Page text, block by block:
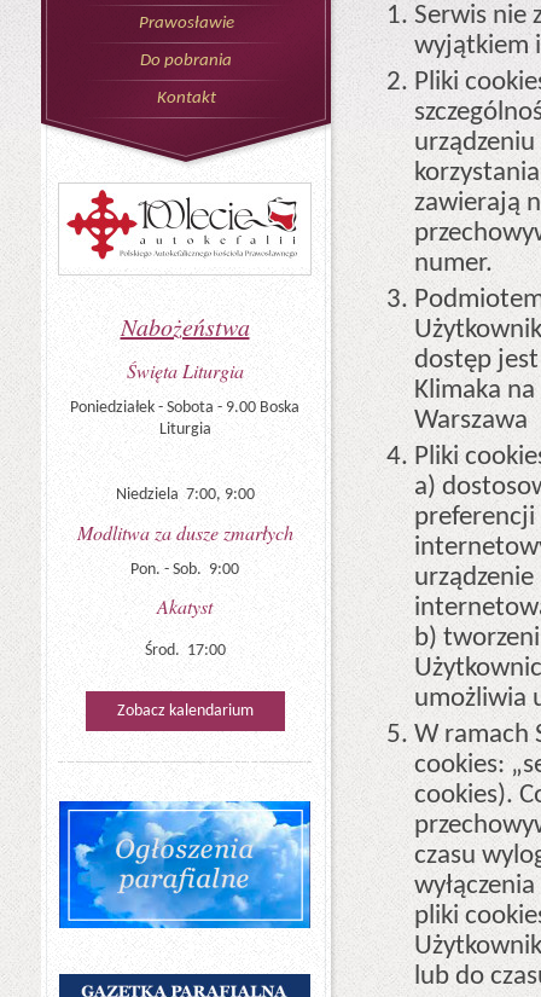
Prawosławie
Do pobrania
Kontakt
Nabożeństwa
Święta Liturgia
Poniedziałek - Sobota - 9.00 Boska
Liturgia
Niedziela 7:00, 9:00
Modlitwa za dusze zmarłych
Pon. - Sob. 9:00
Akatyst
Środ. 17:00
Zobacz kalendarium
Serwis nie
wyjątkiem
Pliki
zawierają
numer.
dostęp jest
Klimaka
Warszawa
Pliki
a)
preferencji
b)
umożliwia
W ramach
cookies:
cookies).
czasu
pliki
lub do